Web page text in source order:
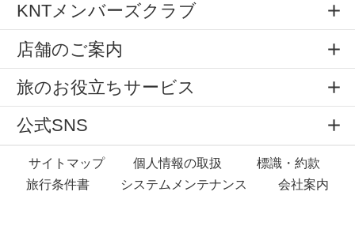
KNTメンバーズクラブ
店舗のご案内
旅のお役立ちサービス
公式SNS
サイトマップ 個人情報の取扱
標識・約款
旅行条件書
システムメンテナンス 会社案内